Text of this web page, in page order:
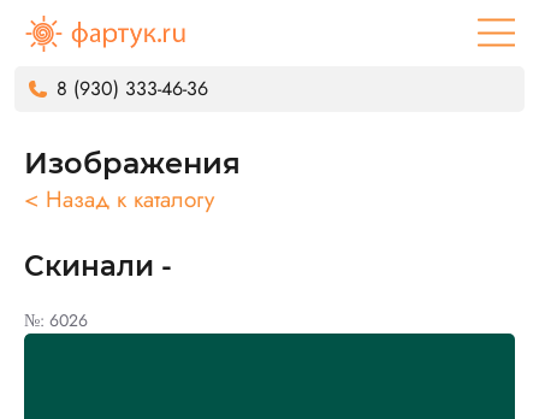
8 (930) 333-46-36
Изображения
< Назад к каталогу
Скинали -
№: 6026